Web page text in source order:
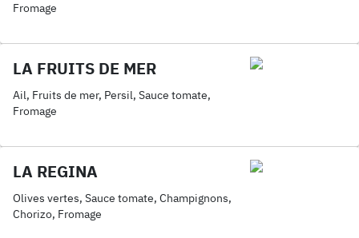
Fromage
LA FRUITS DE MER
Ail, Fruits de mer, Persil, Sauce tomate,
Fromage
LA REGINA
Olives vertes, Sauce tomate, Champignons,
Chorizo, Fromage